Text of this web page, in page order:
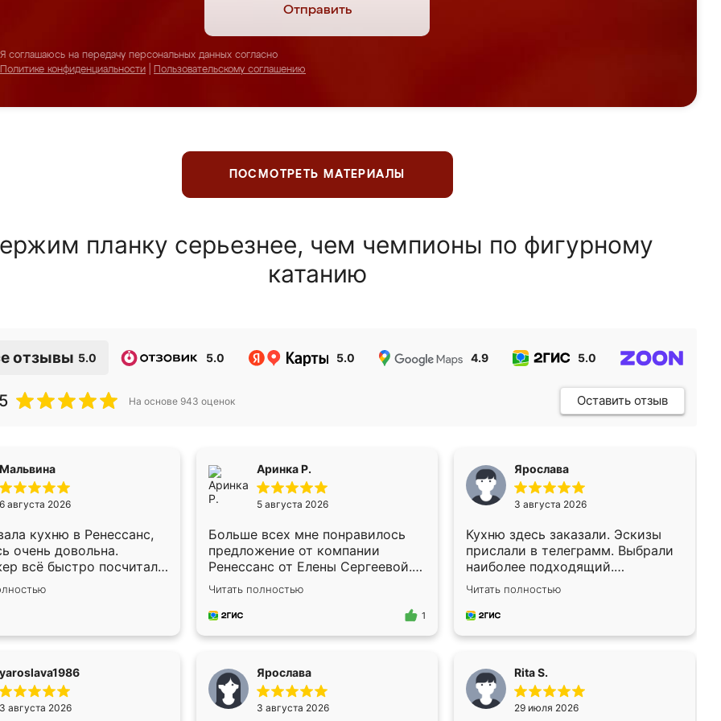
Отправить
Я соглашаюсь на передачу персональных данных согласно
Политике конфиденциальности
Пользовательскому соглашению
ПОСМОТРЕТЬ МАТЕРИАЛЫ
планку серьезнее, чем чемпионы по фигурному
катанию
отзывы 5.0 5.0 5.0 4.9 5.0
На основе 943 оценок Оставить отзыв
Мальвина
6 августа 2026
кухню в Ренессанс,
очень довольна.
всё быстро посчитала,
отвечала сразу.
приехал в субботу,
отличное, ящики ходят
не скрипит. Всё
как влитое.
Аринка Р.
5 августа 2026
Больше всех мне понравилось
предложение от компании
Ренессанс от Елены Сергеевой.
Подходяшщая цена и короткие
сроки изготовления.
Приехавший для замера
Немного его видоизменил,
получилось даже лучше, чем я
хотела.
Читать полностью
1
Ярослава
3 августа 2026
Кухню здесь заказали. Эскизы
прислали в телеграмм. Выбрали
наиболее подходящий.
Согласовали день для замера.
Через 3 недели кухня была уже
готова. Остались довольны
Читать полностью
yaroslava1986
3 августа 2026
Ярослава
3 августа 2026
Rita S.
29 июля 2026